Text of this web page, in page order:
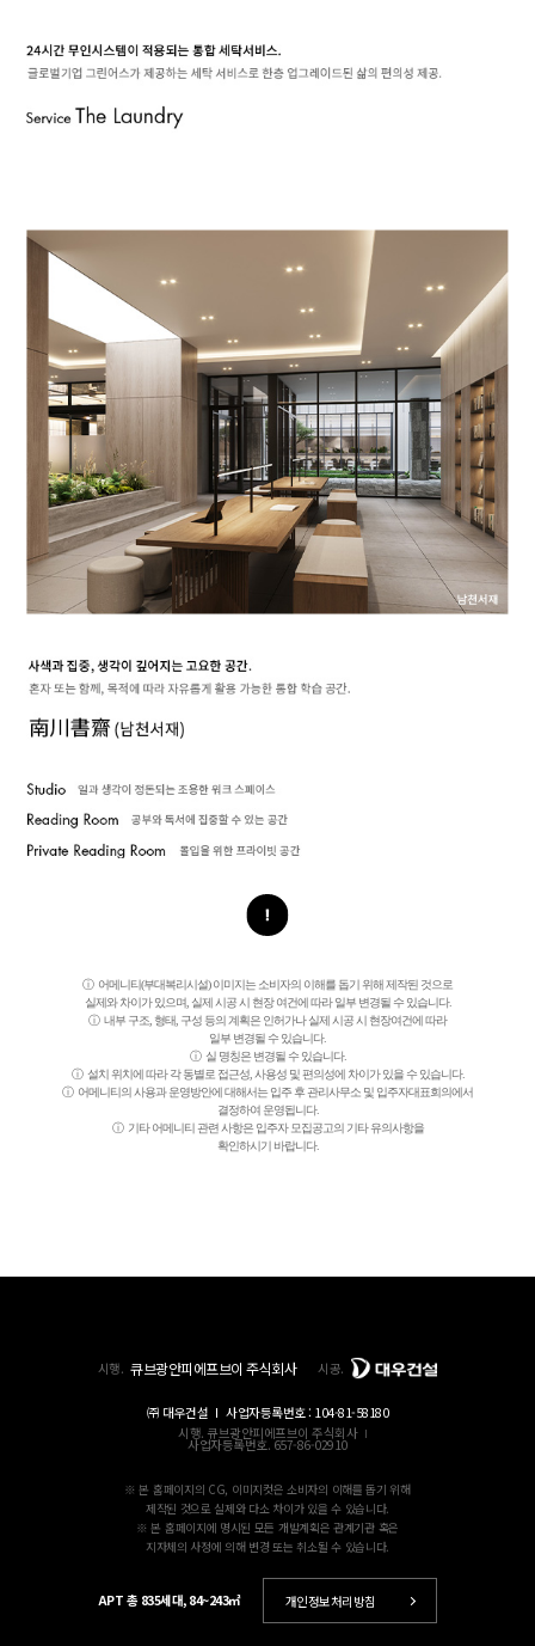
어메니티(부대복리시설) 이미지는 소비자의 이해를 돕기 위해 제작된 것으로
실제와 차이가 있으며, 실제 시공 시 현장 여건에 따라 일부 변경될 수 있습니다.
내부 구조, 형태, 구성 등의 계획은 인허가나 실제 시공 시 현장여건에 따라
일부 변경될 수 있습니다.
실 명칭은 변경될 수 있습니다.
설치 위치에 따라 각 동별로 접근성, 사용성 및 편의성에 차이가 있을 수 있습니다.
어메니티의 사용과 운영방안에 대해서는 입주 후 관리사무소 및 입주자대표회의에서
결정하여 운영됩니다.
기타 어메니티 관련 사항은 입주자 모집공고의 기타 유의사항을
확인하시기 바랍니다.
시행. 큐브광안피에프브이 주식회사 시공.
㈜ 대우건설
사업자등록번호 : 104-81-58180
시행. 큐브광안피에프브이 주식회사
사업자등록번호. 657-86-02910
APT 총 835세대, 84~243㎡ 개인정보처리방침
※ 본 홈페이지의 CG, 이미지컷은 소비자의 이해를 돕기 위해
제작된 것으로 실제와 다소 차이가 있을 수 있습니다.
※ 본 홈페이지에 명시된 모든 개발계획은 관계기관 혹은
지자체의 사정에 의해 변경 또는 취소될 수 있습니다.